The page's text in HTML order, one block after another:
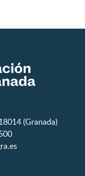
(Granada)